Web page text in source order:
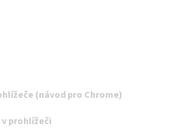
(návod pro Chrome)
prohlížeči